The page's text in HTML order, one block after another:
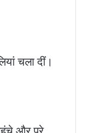
चला दीं।